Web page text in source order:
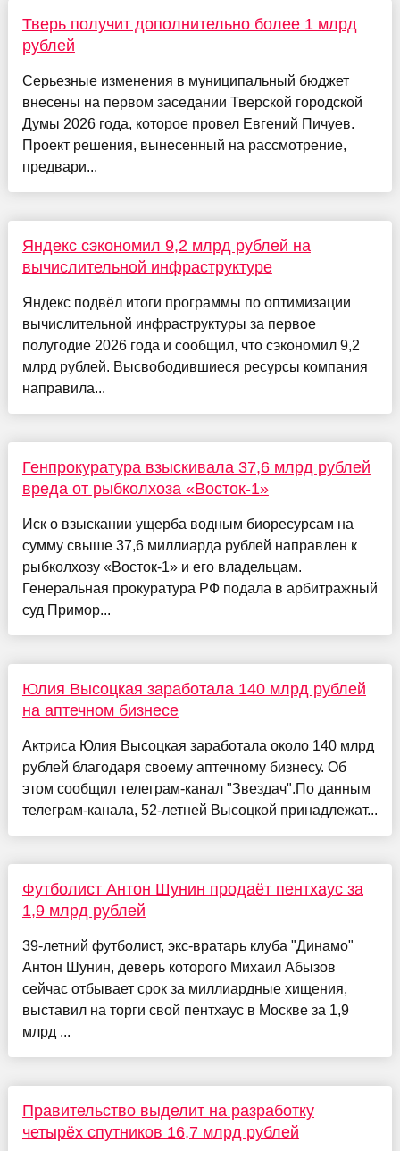
Тверь получит дополнительно более 1 млрд
рублей
Серьезные изменения в муниципальный бюджет
внесены на первом заседании Тверской городской
Думы 2026 года, которое провел Евгений Пичуев.
Проект решения, вынесенный на рассмотрение,
предвари...
Яндекс сэкономил 9,2 млрд рублей на
вычислительной инфраструктуре
Яндекс подвёл итоги программы по оптимизации
вычислительной инфраструктуры за первое
полугодие 2026 года и сообщил, что сэкономил 9,2
млрд рублей. Высвободившиеся ресурсы компания
направила...
Генпрокуратура взыскивала 37,6 млрд рублей
вреда от рыбколхоза «Восток-1»
Иск о взыскании ущерба водным биоресурсам на
сумму свыше 37,6 миллиарда рублей направлен к
рыбколхозу «Восток-1» и его владельцам.
Генеральная прокуратура РФ подала в арбитражный
суд Примор...
Юлия Высоцкая заработала 140 млрд рублей
на аптечном бизнесе
Актриса Юлия Высоцкая заработала около 140 млрд
рублей благодаря своему аптечному бизнесу. Об
этом сообщил телеграм-канал "Звездач".По данным
телеграм-канала, 52-летней Высоцкой принадлежат...
Футболист Антон Шунин продаёт пентхаус за
1,9 млрд рублей
39-летний футболист, экс-вратарь клуба "Динамо"
Антон Шунин, деверь которого Михаил Абызов
сейчас отбывает срок за миллиардные хищения,
выставил на торги свой пентхаус в Москве за 1,9
млрд ...
Правительство выделит на разработку
четырёх спутников 16,7 млрд рублей